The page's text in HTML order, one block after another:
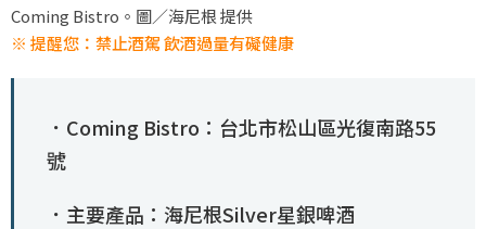
Coming Bistro。圖／海尼根 提供
※ 提醒您：禁止酒駕 飲酒過量有礙健康
．Coming Bistro：台北市松山區光復南路55
號
．主要產品：海尼根Silver星銀啤酒